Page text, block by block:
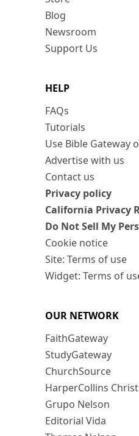
Blog
Newsroom
Support Us
HELP
FAQs
Tutorials
Use Bible Gateway
Advertise with us
Contact us
Privacy policy
California Privacy
Do Not Sell My
Cookie notice
Site: Terms of use
Widget: Terms of
OUR NETWORK
FaithGateway
StudyGateway
ChurchSource
HarperCollins
Grupo Nelson
Editorial Vida